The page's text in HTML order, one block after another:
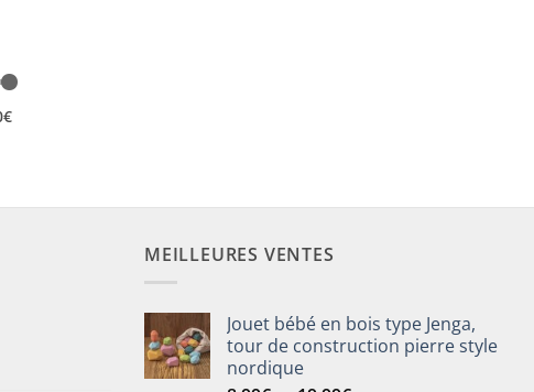
MEILLEURES VENTES
Jouet bébé en bois type Jenga,
tour de construction pierre style
nordique